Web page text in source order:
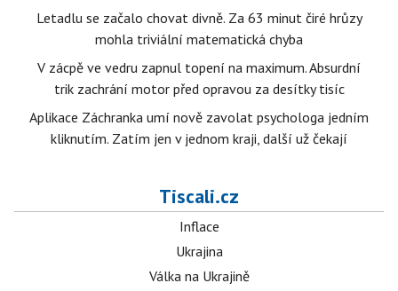
Letadlu se začalo chovat divně. Za 63 minut čiré hrůzy
mohla triviální matematická chyba
V zácpě ve vedru zapnul topení na maximum. Absurdní
trik zachrání motor před opravou za desítky tisíc
Aplikace Záchranka umí nově zavolat psychologa jedním
kliknutím. Zatím jen v jednom kraji, další už čekají
Tiscali.cz
Inflace
Ukrajina
Válka na Ukrajině